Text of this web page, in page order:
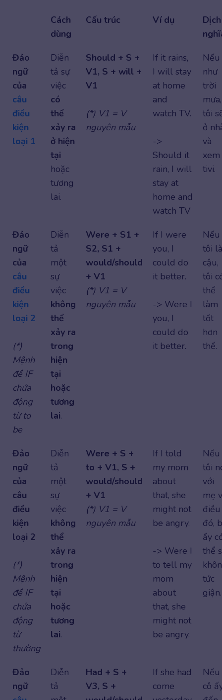
Cách
dùng
Cấu trúc Ví dụ
Dịch
Đảo
ngữ
của
câu
điều
kiện
loại 1
Diễn
tả sự
việc
có
thể
xảy ra
ở hiện
tại
hoặc
tương
lai.
Should + S +
V1, S + will +
V1
(*) V1 = V
nguyên mẫu
If it rains,
I will stay
at home
and
watch TV.
->
Should it
rain, I will
stay at
home and
watch TV
Nếu
như
trời
mưa,
tôi
ở
và
xem
tivi.
Đảo
ngữ
của
câu
điều
kiện
loại 2
(*)
Mệnh
đề IF
chứa
động
từ to
be
Diễn
tả
một
sự
việc
không
thể
xảy ra
trong
hiện
tại
hoặc
tương
lai.
Were + S1 +
S2, S1 +
would/should
+ V1
(*) V1 = V
nguyên mẫu
If I were
you, I
could do
it better.
-> Were I
you, I
could do
it better.
Nếu
tôi là
cậu,
tôi
thể
làm
tốt
hơn
thế.
Đảo
ngữ
của
câu
điều
kiện
loại 2
(*)
Mệnh
đề IF
chứa
động
từ
thường
Diễn
tả
một
sự
việc
không
thể
xảy ra
trong
hiện
tại
hoặc
tương
lai.
Were + S +
to + V1, S +
would/should
+ V1
(*) V1 = V
nguyên mẫu
If I told
my mom
about
that, she
might not
be angry.
-> Were I
to tell my
mom
about
that, she
might not
be angry.
Nếu
tôi
với
mẹ
điều
đó,
ấy
thể
tức
giận.
Đảo
ngữ
Diễn
tả
Had + S +
V3, S +
If she had
come
Nếu
cô